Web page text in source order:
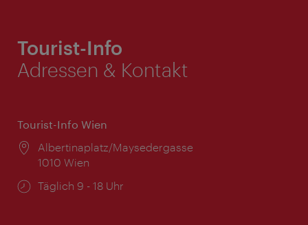
Tourist-Info
Adressen & Kontakt
Tourist-Info Wien
Ort:
Albertinaplatz/Maysedergasse
1010 Wien
Öffnungszeiten:
Täglich 9 - 18 Uhr